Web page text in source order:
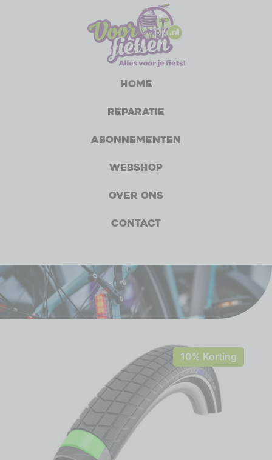
Home
Reparatie
Abonnementen
Webshop
Over ons
Contact
10% Korting